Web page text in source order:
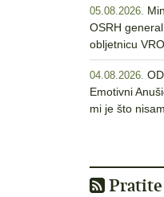
05.08.2026.
OSRH
obljetnicu
04.08.2026.
Emotivni
mi je što
Pratite